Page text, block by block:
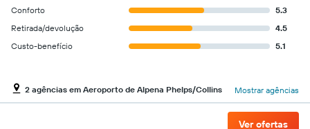
Conforto
5.3
Retirada/devolução
4.5
Custo-benefício
5.1
2 agências em Aeroporto de Alpena Phelps/Collins Mostrar agências
Ver ofertas